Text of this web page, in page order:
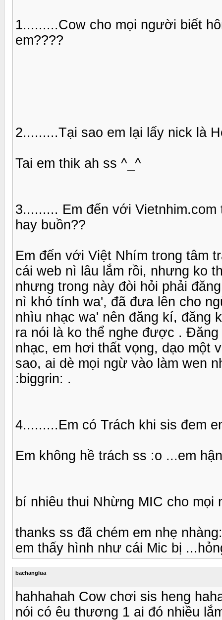
1.........Cow cho mọi người biết
em????
2.........Tại sao em lại lấy nick là
Tai em thik ah ss ^_^
3......... Em đến với
hay buồn??
Em đến với Việt Nhím trong tâm
cái web nì lâu lắm rồi, nhưng ko
nhưng trong này đòi hỏi phải
nì khó tính wa', đã đưa lên cho
nhìu nhạc wa' nên đăng kí, đăng
ra nói là ko thể nghe được .
nhạc, em hơi thất vọng, dạo một
sao, ai dè mọi ngừ vào làm wen
:biggrin: .
4.........Em có Trách khi sis đem
Em không hề trách ss :o ...em
bí nhiêu thui Nhừng MIC cho mọi
thanks ss đã chém em nhẹ
em thấy hình như cái Mic bị
bachanglua
hahhahah Cow chơi sis heng
nói có êu thương 1 ai đó nhiều